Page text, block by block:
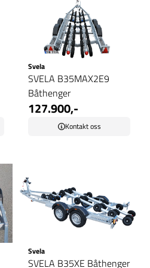
Svela
SVELA B35MAX2E9
Båthenger
127.900,-
Kontakt oss
Svela
SVELA B35XE Båthenger